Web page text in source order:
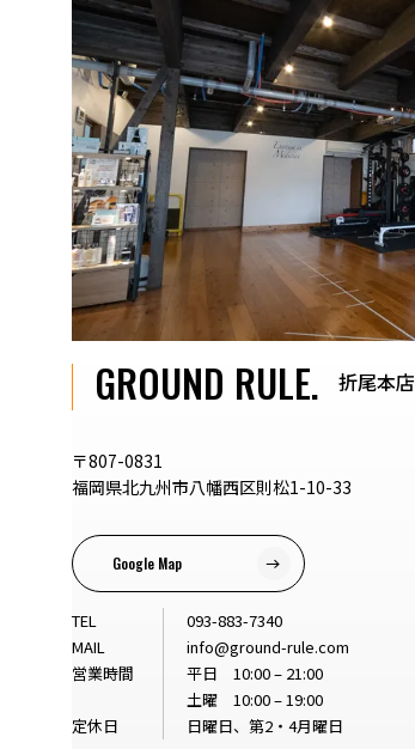
GROUND RULE. 折尾本店
〒807-0831
福岡県北九州市八幡西区則松1-10-33
Google Map
TEL
093-883-7340
MAIL
info@ground-rule.com
営業時間
平日 10:00 – 21:00
土曜 10:00 – 19:00
定休日
日曜日、第2・4月曜日